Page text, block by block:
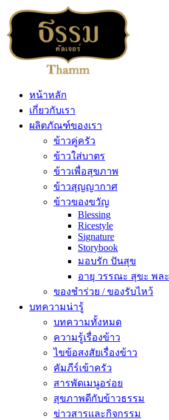
หน้าหลัก
เกี่ยวกับเรา
ผลิตภัณฑ์ของเรา
ข้าวคู่ครัว
ข้าวใส่บาตร
ข้าวเพื่อสุขภาพ
ข้าวสุญญากาศ
ข้าวของขวัญ
Blessing
Ricestyle
Signature
Storybook
มอบรัก ปันสุข
อายุ วรรณะ สุขะ พละ
ของชำร่วย / ของรับไหว้
บทความน่ารู้
บทความทั้งหมด
ความรู้เรื่องข้าว
ไขข้อสงสัยเรื่องข้าว
คัมภีร์เข้าครัว
สารพัดเมนูอร่อย
สุขภาพดีกับข้าวธรรม
ข่าวสารและกิจกรรม